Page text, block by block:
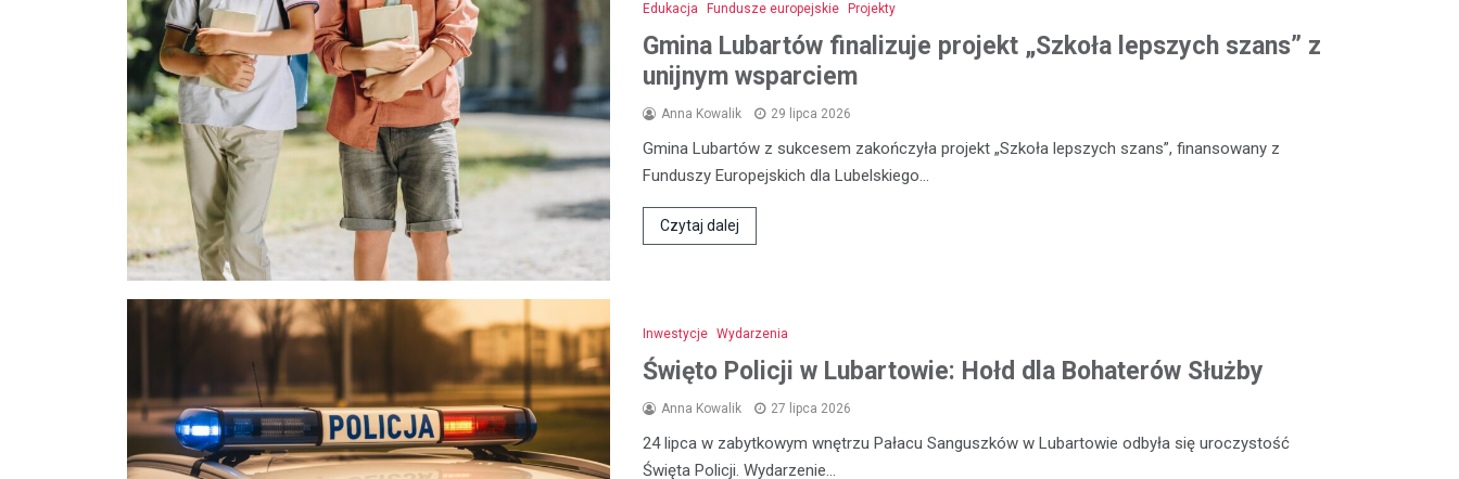
Edukacja Fundusze europejskie Projekty
Gmina Lubartów finalizuje projekt „Szkoła lepszych szans” z
unijnym wsparciem
Anna Kowalik 29 lipca 2026
Gmina Lubartów z sukcesem zakończyła projekt „Szkoła lepszych szans”, finansowany z
Funduszy Europejskich dla Lubelskiego…
Czytaj dalej
Inwestycje Wydarzenia
Święto Policji w Lubartowie: Hołd dla Bohaterów Służby
Anna Kowalik 27 lipca 2026
24 lipca w zabytkowym wnętrzu Pałacu Sanguszków w Lubartowie odbyła się uroczystość
Święta Policji. Wydarzenie…